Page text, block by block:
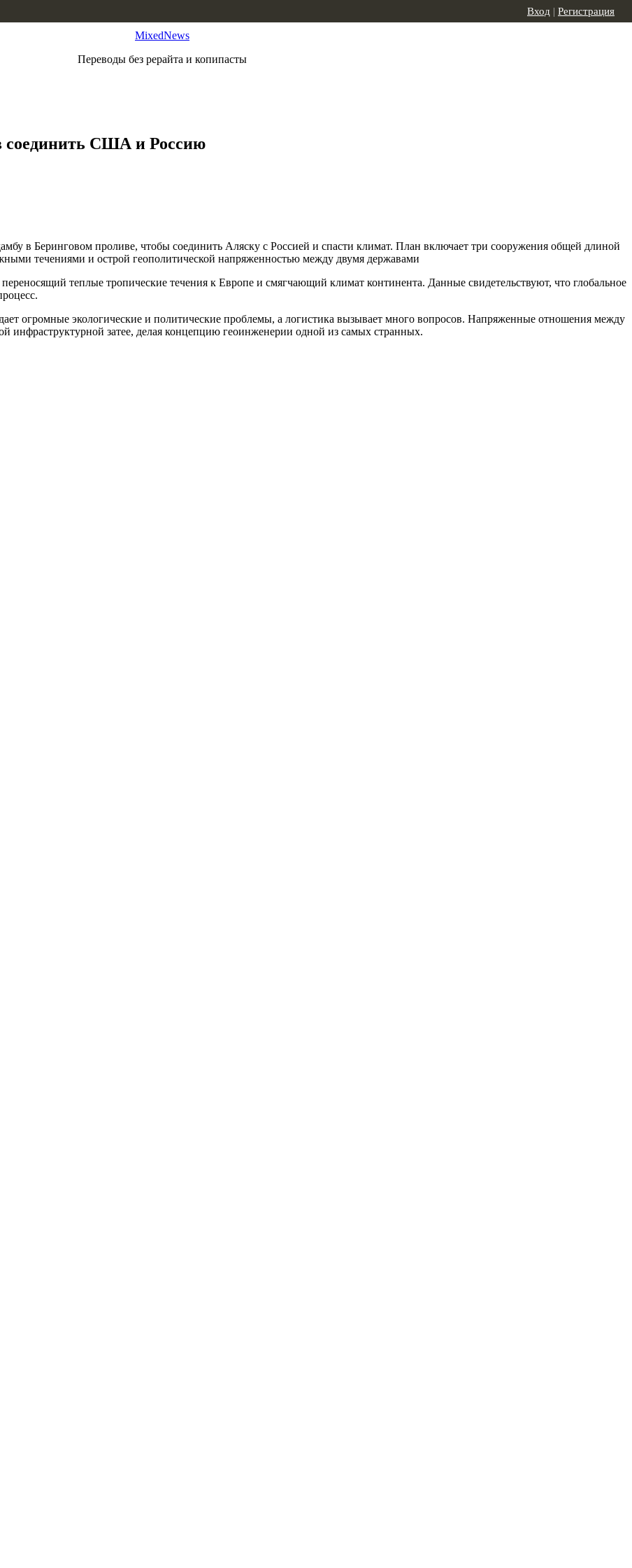
MixedNews
Переводы без рерайта и копипасты
Вход | Регистрация
соединить США и Россию
в Беринговом проливе, чтобы соединить Аляску с Россией и спасти климат. План включает три сооружения общей длиной
течениями и острой геополитической напряженностью между двумя державами
теплые тропические течения к Европе и смягчающий климат континента. Данные свидетельствуют, что глобальное
огромные экологические и политические проблемы, а логистика вызывает много вопросов. Напряженные отношения между
инфраструктурной затее, делая концепцию геоинженерии одной из самых странных.